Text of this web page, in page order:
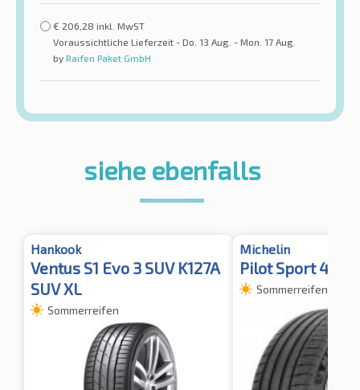
€ 206,28 inkl. MwST
Voraussichtliche Lieferzeit - Do. 13 Aug. - Mon. 17 Aug.
by Raifen Paket GmbH
siehe ebenfalls
Hankook
Ventus S1 Evo 3 SUV K127A
SUV XL
Sommerreifen
Michelin
Pilot Sport 4
Sommerreifen